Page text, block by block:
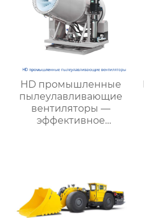
HD промышленные
пылеулавливающие
вентиляторы —
эффективное
объектах